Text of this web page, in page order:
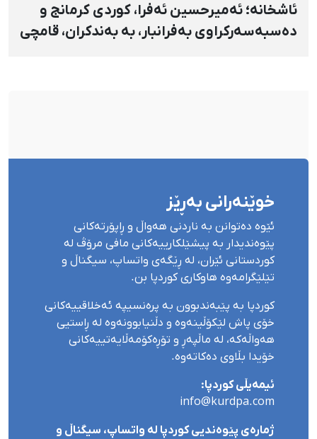
ئاشخانە؛ ئەمیرحسین ئەفرا، کوردی کرمانج و
دەسبەسەرکراوی بەفرانبار، بە بەندکران، قامچی
خوێنەرانی بەڕێز
ئێوە دەتوانن بە ناردنی هەواڵ و ڕاپۆرتەکانی
پێوەندیدار بە پیشێلکارییەکانی مافی مرۆڤ لە
کوردستانی ئێران، لە ڕێگەی واتساپ، سیگناڵ و
تێلێگرامەوە هاوکاری کوردپا بن.
کوردپا بە پێبەندبوون بە پرەنسیپە ئەخلاقییەکانی
خۆی پاش لێکۆڵینەوە و دڵنیابوونەوە لە ڕاستیی
هەواڵەکە، لە ماڵپەڕ و تۆڕەکۆمەڵایەتییەکانی
خۆیدا بڵاوی دەکاتەوە.
ئیمەیڵی کوردپا:
info@kurdpa.com
ژمارەی پێوەندیی کوردپا لە واتساپ، سیگناڵ و